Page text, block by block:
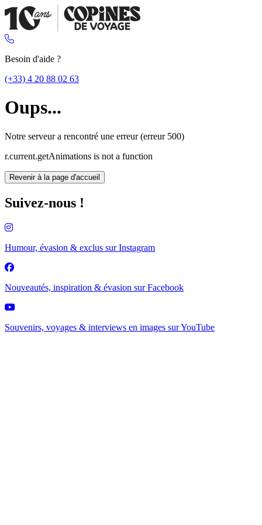
Besoin d'aide ?
(+33) 4 20 88 02 63
Oups...
Notre serveur a rencontré une erreur (erreur 500)
r.current.getAnimations is not a function
Revenir à la page d'accueil
Suivez-nous !
Humour, évasion & exclus surInstagram
Nouveautés, inspiration & évasion surFacebook
Souvenirs, voyages & interviews en images surYouTube